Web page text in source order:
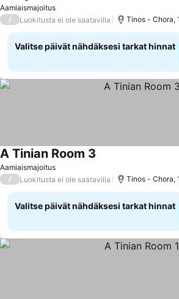
Aamiaismajoitus
/ Luokitusta ei ole saatavilla Tinos - Chora,
Valitse päivät nähdäksesi tarkat hinnat
Aamiaismajoitus
A Tinian Room 3
/ Luokitusta ei ole saatavilla Tinos - Chora,
Valitse päivät nähdäksesi tarkat hinnat